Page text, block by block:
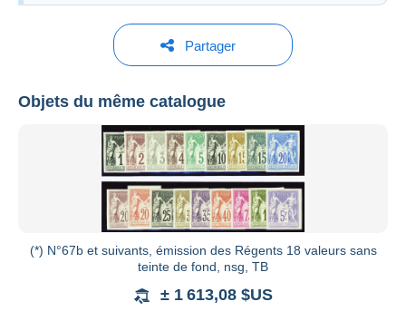
LE TIMBRE CLASSIQUE
Voir tous les catalogues
Partager
Objets du même catalogue
(*) N°67b et suivants, émission des Régents 18 valeurs sans
teinte de fond, nsg, TB
± 1 613,08 $US